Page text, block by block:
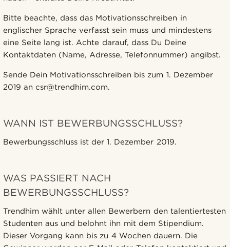
Bitte beachte, dass das Motivationsschreiben in
englischer Sprache verfasst sein muss und mindestens
eine Seite lang ist. Achte darauf, dass Du Deine
Kontaktdaten (Name, Adresse, Telefonnummer) angibst.
Sende Dein Motivationsschreiben bis zum 1. Dezember
2019 an csr@trendhim.com.
WANN IST BEWERBUNGSSCHLUSS?
Bewerbungsschluss ist der 1. Dezember 2019.
WAS PASSIERT NACH
BEWERBUNGSSCHLUSS?
Trendhim wählt unter allen Bewerbern den talentiertesten
Studenten aus und belohnt ihn mit dem Stipendium.
Dieser Vorgang kann bis zu 4 Wochen dauern. Die